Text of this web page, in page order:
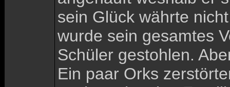
sein Glück währte
wurde sein gesamtes
Schüler gestohlen.
Ein paar Orks